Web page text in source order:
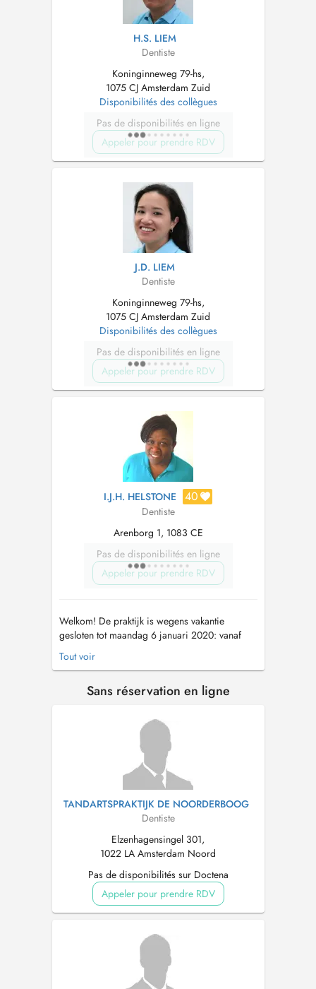
H.S. LIEM
Dentiste
Koninginneweg 79-hs,
1075 CJ Amsterdam Zuid
Disponibilités des collègues
Pas de disponibilités en ligne
Appeler pour prendre RDV
J.D. LIEM
Dentiste
Koninginneweg 79-hs,
1075 CJ Amsterdam Zuid
Disponibilités des collègues
Pas de disponibilités en ligne
Appeler pour prendre RDV
I.J.H. HELSTONE 40
Dentiste
Arenborg 1, 1083 CE
Pas de disponibilités en ligne
Appeler pour prendre RDV
Welkom! De praktijk is wegens vakantie
gesloten tot maandag 6 januari 2020: vanaf
10.00 uur zijn wij weer telefonisch bereikbaar
Dit is de online agenda van Tandarts Helstone
Patiënten van mevrouw Helstone zijn in de
Tout voir
Sans réservation en ligne
TANDARTSPRAKTIJK DE NOORDERBOOG
Dentiste
Elzenhagensingel 301,
1022 LA Amsterdam Noord
Pas de disponibilités sur Doctena
Appeler pour prendre RDV